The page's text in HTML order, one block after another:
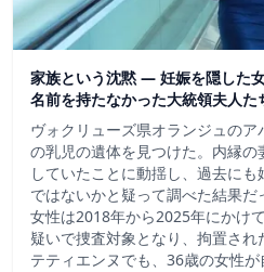
家族という沈黙 ― 妊娠を隠した
名前を持たなかった大統領夫人た
ヴォクリューズ県オランジュの
の乳児の遺体を見つけた。内縁
していたことに動揺し、過去に
ではないかと疑って調べた結果だ
女性は2018年から2025年にかけ
疑いで捜査対象となり、拘置さ
テティエンヌでも、36歳の女性